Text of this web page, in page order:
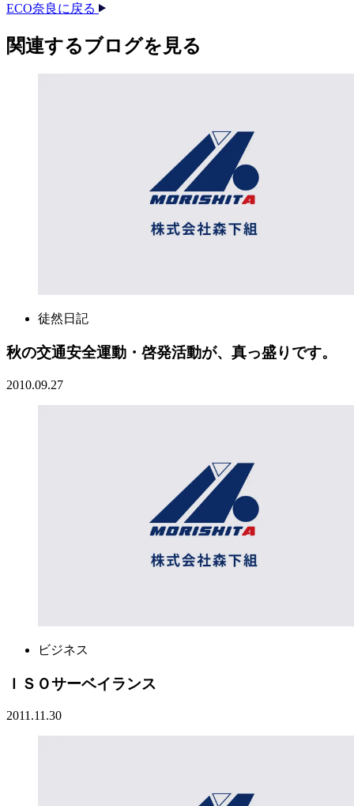
ECO奈良に戻る
関連する​ブログを​見る​
徒然日記
秋の交通安全運動・啓発活動が、真っ盛りです。
2010.09.27
ビジネス
ＩＳＯサーベイランス
2011.11.30